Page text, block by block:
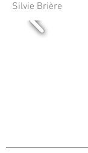
Silvie Brière